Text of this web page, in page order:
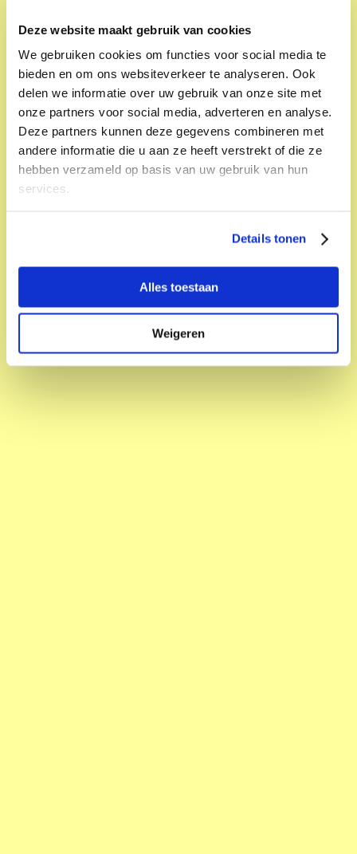
Deze website maakt gebruik van cookies
We gebruiken cookies om functies voor social media te
bieden en om ons websiteverkeer te analyseren. Ook
delen we informatie over uw gebruik van onze site met
onze partners voor social media, adverteren en analyse.
Deze partners kunnen deze gegevens combineren met
andere informatie die u aan ze heeft verstrekt of die ze
hebben verzameld op basis van uw gebruik van hun
services.
Details tonen
Alles toestaan
Weigeren
Comedy door Tijmen van Barneveld
Lucasbolwerk
Zo 09 jun. 14:35; 16:20
Cabaret